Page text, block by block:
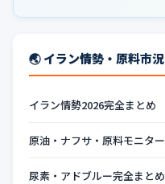
🌏 イラン情勢・原料市況
イラン情勢2026完全まとめ
原油・ナフサ・原料モニター
尿素・アドブルー完全まとめ